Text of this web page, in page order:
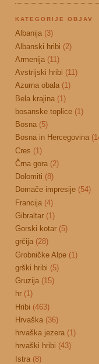
KATEGORIJE OBJAV
Albanija (3)
Albanski hribi (2)
Armenija (11)
Avstrijski hribi (11)
Azurna obala (1)
Bela krajina (1)
bosanske toplice (1)
Bosna (5)
Bosna in Hercegovina
Cres (1)
Črna gora (2)
Dolomiti (8)
Domače impresije (54)
Francija (4)
Gibraltar (1)
Gorski kotar (5)
grčija (28)
Grobničke Alpe (1)
grški hribi (5)
Gruzija (15)
hr (1)
Hribi (463)
Hrvaška (36)
hrvaška jezera (1)
hrvaški hribi (43)
Istra (8)